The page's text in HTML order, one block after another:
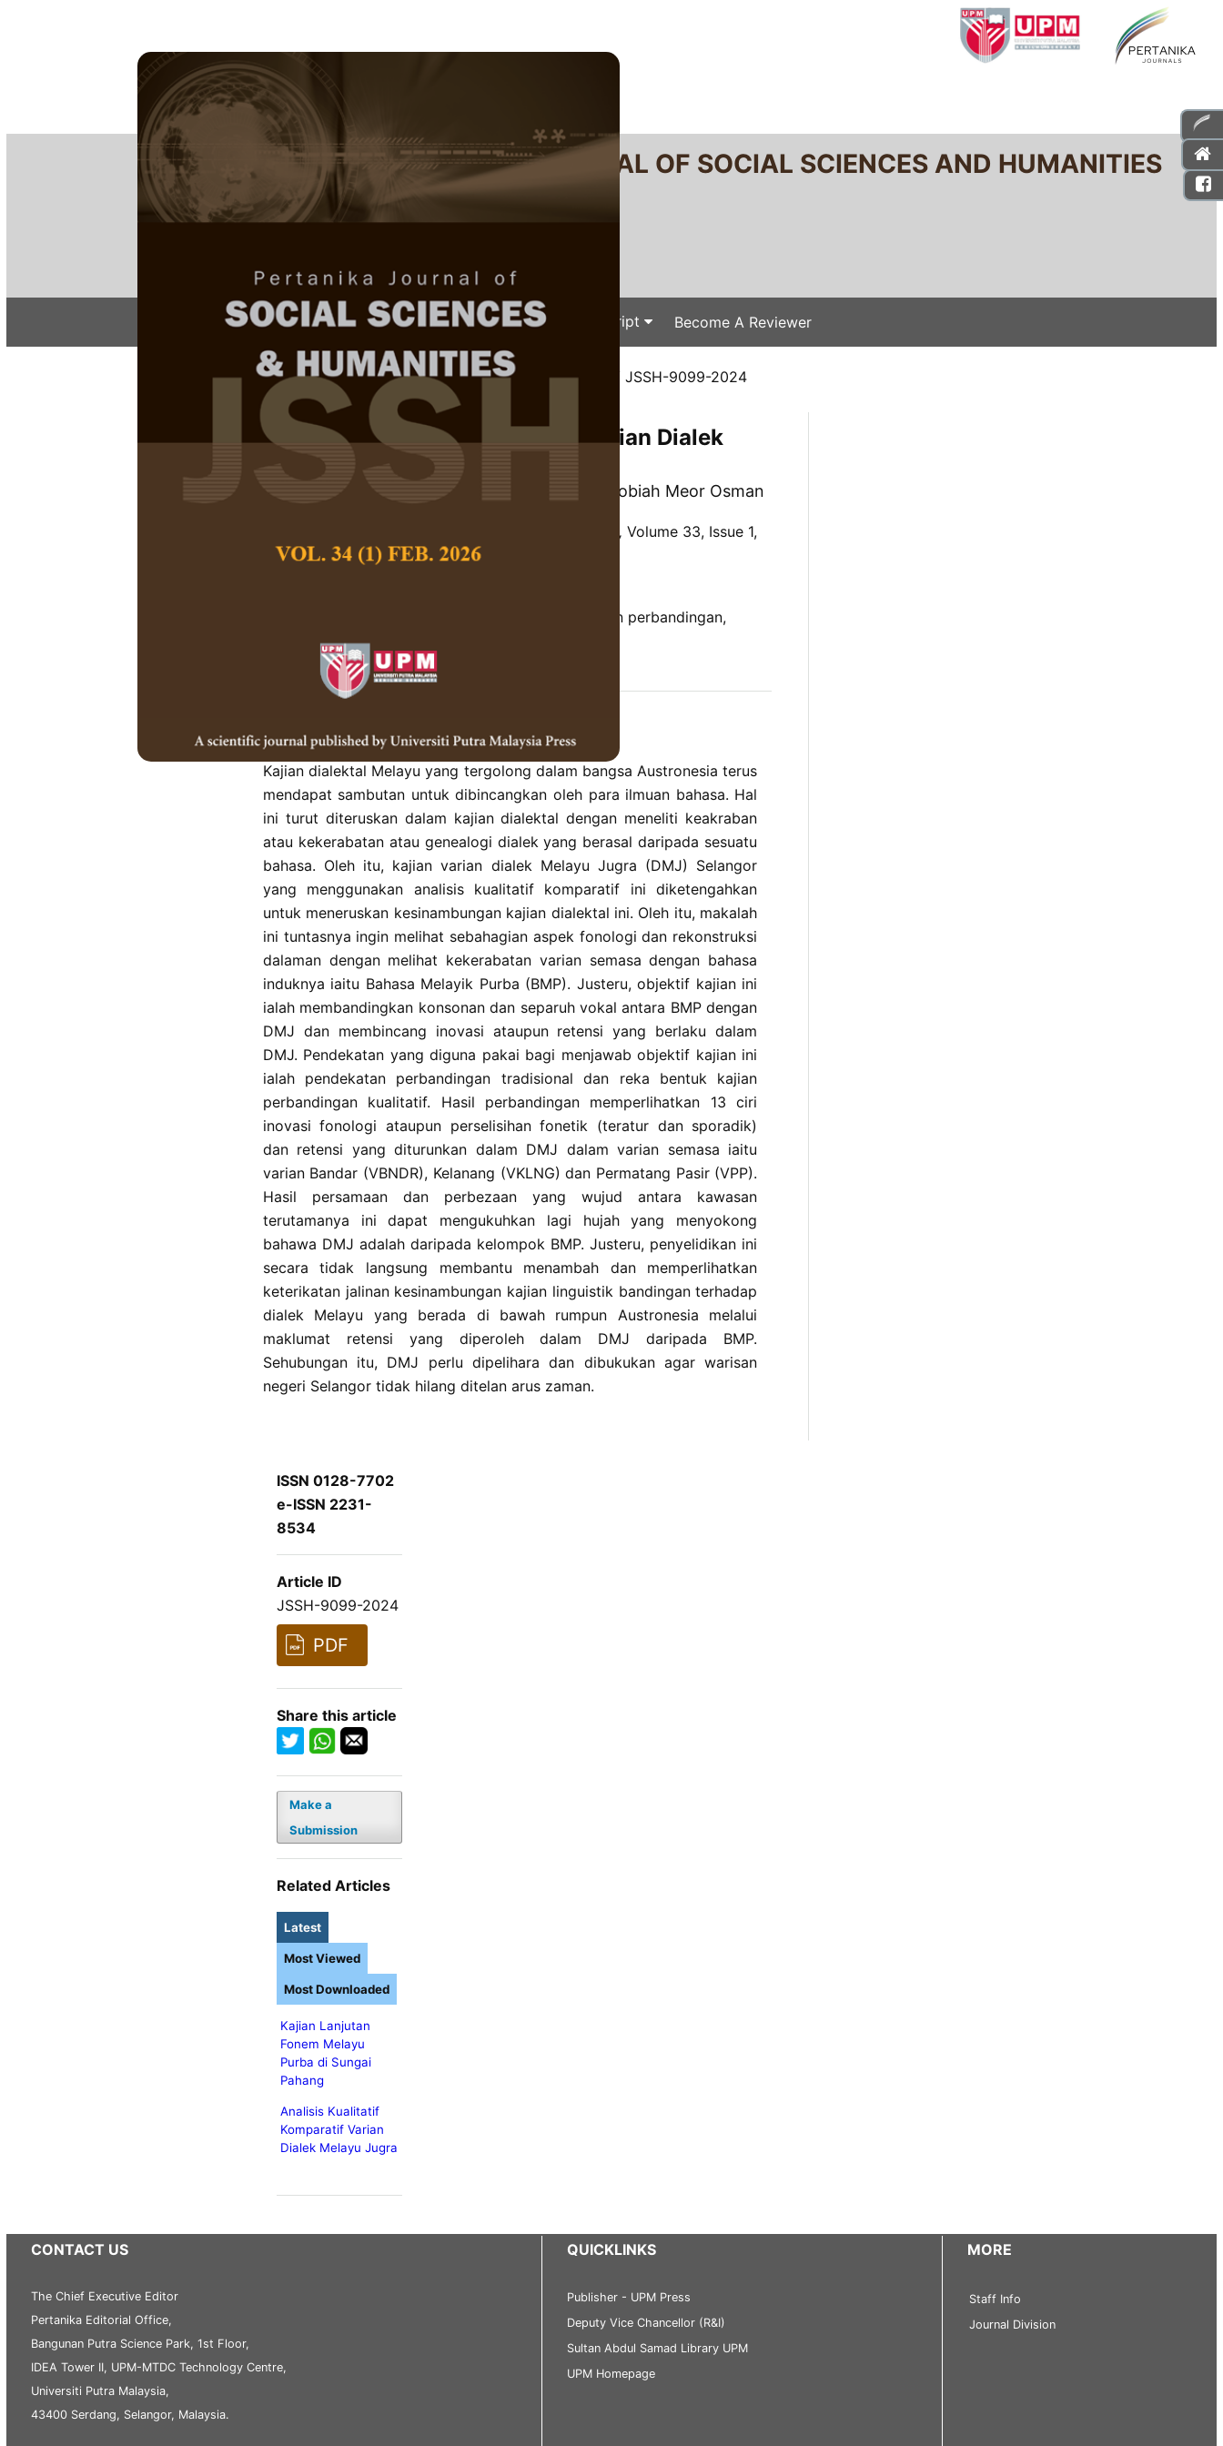
PERTANIKA JOURNAL OF SOCIAL SCIENCES AND HUMANITIES
Home About Articles & Issues Submit Your Manuscript Become A Reviewer
Home/Regular Issue/JSSH Vol. 33 (1) Mar. 2025 / JSSH-9099-2024
Analisis Kualitatif Komparatif Varian Dialek
Melayu Jugra
Norfazila Ab Hamid, Ernawita Atan dan Wan Robiah Meor Osman
Pertanika Journal of Social Science and Humanities, Volume 33, Issue 1,
March 2025
Fonologi, inovasi, konsonan, pendekatan perbandingan,
tradisional
Published on:2025-03-27
Kajian dialektal Melayu yang tergolong dalam bangsa Austronesia terus
mendapat sambutan untuk dibincangkan oleh para ilmuan bahasa. Hal
ini turut diteruskan dalam kajian dialektal dengan meneliti keakraban
atau kekerabatan atau genealogi dialek yang berasal daripada sesuatu
bahasa. Oleh itu, kajian varian dialek Melayu Jugra (DMJ) Selangor
yang menggunakan analisis kualitatif komparatif ini diketengahkan
untuk meneruskan kesinambungan kajian dialektal ini. Oleh itu, makalah
ini tuntasnya ingin melihat sebahagian aspek fonologi dan rekonstruksi
dalaman dengan melihat kekerabatan varian semasa dengan bahasa
induknya iaitu Bahasa Melayik Purba (BMP). Justeru, objektif kajian ini
ialah membandingkan konsonan dan separuh vokal antara BMP dengan
DMJ dan membincang inovasi ataupun retensi yang berlaku dalam
DMJ. Pendekatan yang diguna pakai bagi menjawab objektif kajian ini
ialah pendekatan perbandingan tradisional dan reka bentuk kajian
perbandingan kualitatif. Hasil perbandingan memperlihatkan 13 ciri
inovasi fonologi ataupun perselisihan fonetik (teratur dan sporadik)
dan retensi yang diturunkan dalam DMJ dalam varian semasa iaitu
varian Bandar (VBNDR), Kelanang (VKLNG) dan Permatang Pasir (VPP).
Hasil persamaan dan perbezaan yang wujud antara kawasan
terutamanya ini dapat mengukuhkan lagi hujah yang menyokong
bahawa DMJ adalah daripada kelompok BMP. Justeru, penyelidikan ini
secara tidak langsung membantu menambah dan memperlihatkan
keterikatan jalinan kesinambungan kajian linguistik bandingan terhadap
dialek Melayu yang berada di bawah rumpun Austronesia melalui
maklumat retensi yang diperoleh dalam DMJ daripada BMP.
Sehubungan itu, DMJ perlu dipelihara dan dibukukan agar warisan
negeri Selangor tidak hilang ditelan arus zaman.
ISSN 0128-7702
e-ISSN 2231-
8534
Article ID
JSSH-9099-2024
PDF
Share this article
Make a
Submission
Related Articles
Latest
Kajian Lanjutan
Fonem Melayu
Purba di Sungai
Pahang
Analisis Kualitatif
Komparatif Varian
Dialek Melayu Jugra
Most Viewed
Most Downloaded
CONTACT US
The Chief Executive Editor
Pertanika Editorial Office,
Bangunan Putra Science Park, 1st Floor,
IDEA Tower II, UPM-MTDC Technology Centre,
Universiti Putra Malaysia,
43400 Serdang, Selangor, Malaysia.
QUICKLINKS
Publisher - UPM Press
Deputy Vice Chancellor (R&I)
Sultan Abdul Samad Library UPM
UPM Homepage
MORE
Staff Info
Journal Division